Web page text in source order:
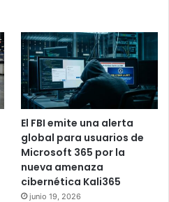
El FBI emite una alerta
global para usuarios de
Microsoft 365 por la
nueva amenaza
cibernética Kali365
junio 19, 2026